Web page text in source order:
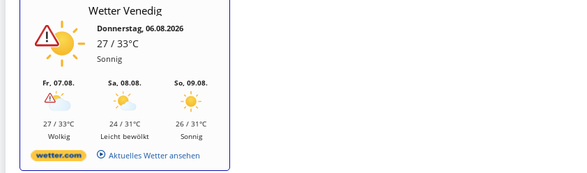
Wetter Venedig
Donnerstag, 06.08.2026
27 / 33°C
Sonnig
Fr, 07.08.
27 / 33°C
Wolkig
Sa, 08.08.
24 / 31°C
Leicht bewölkt
So, 09.08.
26 / 31°C
Sonnig
Aktuelles Wetter ansehen